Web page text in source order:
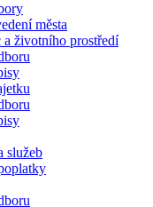
města
životního prostředí
služeb